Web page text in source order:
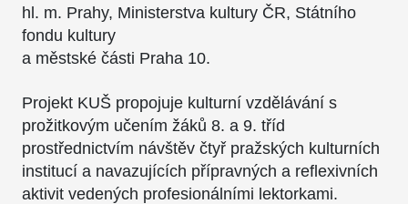
hl. m. Prahy, Ministerstva kultury ČR, Státního
fondu kultury
a městské části Praha 10.
Projekt KUŠ propojuje kulturní vzdělávání s
prožitkovým učením žáků 8. a 9. tříd
prostřednictvím návštěv čtyř pražských kulturních
institucí a navazujících přípravných a reflexivních
aktivit vedených profesionálními lektorkami.